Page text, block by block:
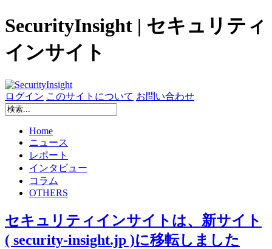
SecurityInsight | セキュリティ
インサイト
ログイン このサイトについて お問い合わせ
Home
ニュース
レポート
インタビュー
コラム
OTHERS
セキュリティインサイトは、新サイト
( security-insight.jp )に移転しました